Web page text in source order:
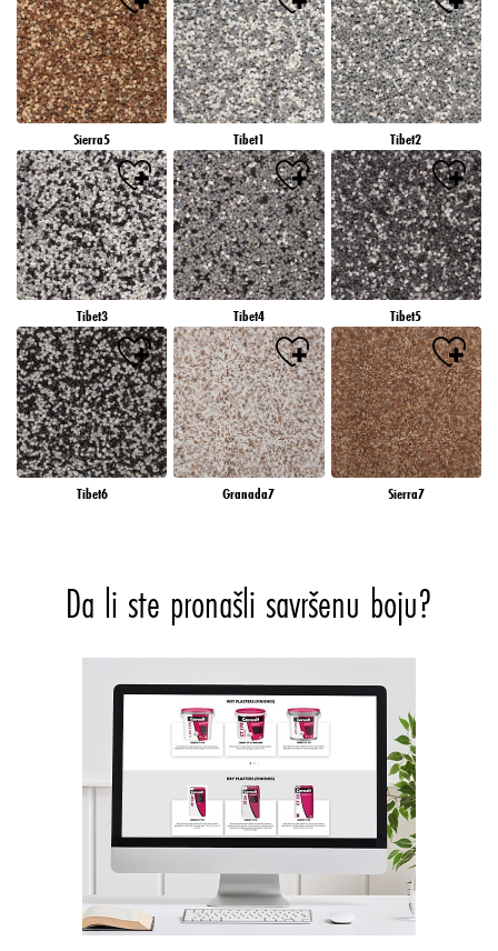
Sierra5 Tibet1 Tibet2
Tibet3 Tibet4 Tibet5
Tibet6 Granada7 Sierra7
Da li ste pronašli savršenu boju?